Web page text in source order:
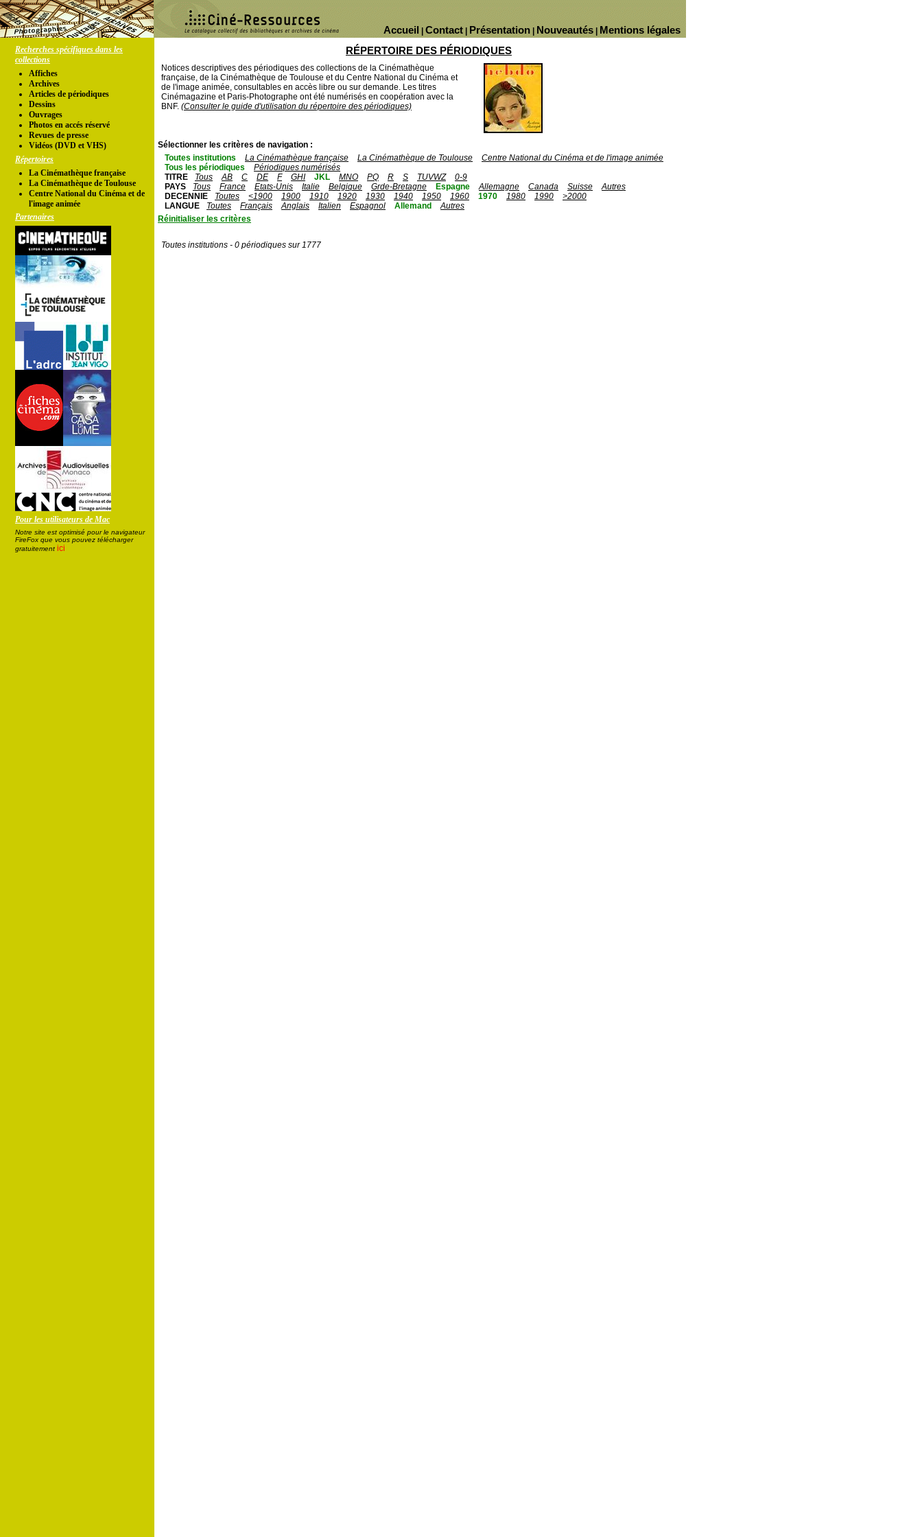
Mentions légales
Nouveautés
Présentation
Contact
Accueil
Recherches spécifiques dans les
collections
Affiches
Archives
Articles de périodiques
Dessins
Ouvrages
Photos en accés réservé
Revues de presse
Vidéos (DVD et VHS)
Répertoires
La Cinémathèque française
La Cinémathèque de Toulouse
Centre National du Cinéma et de
l'image animée
Partenaires
Pour les utilisateurs de Mac
Notre site est optimisé pour le navigateur
FireFox que vous pouvez télécharger
gratuitement ici
RÉPERTOIRE DES PÉRIODIQUES
Notices descriptives des périodiques des collections de la Cinémathèque
française, de la Cinémathèque de Toulouse et du Centre National du Cinéma et
de l'image animée, consultables en accès libre ou sur demande. Les titres
Cinémagazine et Paris-Photographe ont été numérisés en coopération avec la
BNF. (Consulter le guide d'utilisation du répertoire des périodiques)
Sélectionner les critères de navigation :
Toutes institutions
La Cinémathèque française La Cinémathèque de Toulouse
Centre National du Cinéma et de l'image animée
Tous les périodiques
Périodiques numérisés
TITRE
Tous AB C DE F GHI JKL MNO PQ R S TUVWZ
0-9
PAYS
Tous France Etats-Unis Italie Belgique Grde-Bretagne Espagne Allemagne Canada Suisse
Autres
DECENNIE
Toutes <1900 1900 1910 1920 1930 1940 1950 1960 1970 1980 1990
>2000
LANGUE
Toutes Français Anglais Italien Espagnol Allemand
Autres
Réinitialiser les critères
Toutes institutions - 0 périodiques sur 1777